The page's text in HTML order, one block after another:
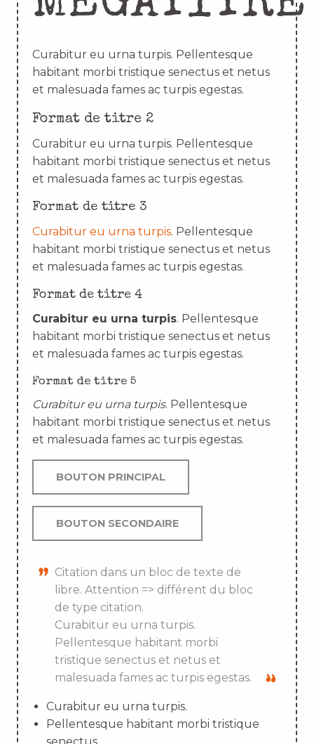
Curabitur eu urna turpis. Pellentesque
habitant morbi tristique senectus et netus
et malesuada fames ac turpis egestas.
Format de titre 2
Curabitur eu urna turpis. Pellentesque
habitant morbi tristique senectus et netus
et malesuada fames ac turpis egestas.
Format de titre 3
Curabitur eu urna turpis. Pellentesque
habitant morbi tristique senectus et netus
et malesuada fames ac turpis egestas.
Format de titre 4
Curabitur eu urna turpis. Pellentesque
habitant morbi tristique senectus et netus
et malesuada fames ac turpis egestas.
Format de titre 5
Curabitur eu urna turpis. Pellentesque
habitant morbi tristique senectus et netus
et malesuada fames ac turpis egestas.
BOUTON PRINCIPAL
BOUTON SECONDAIRE
Citation dans un bloc de texte de
libre. Attention => différent du bloc
de type citation.
Curabitur eu urna turpis.
Pellentesque habitant morbi
tristique senectus et netus et
malesuada fames ac turpis egestas.
Curabitur eu urna turpis.
Pellentesque habitant morbi tristique